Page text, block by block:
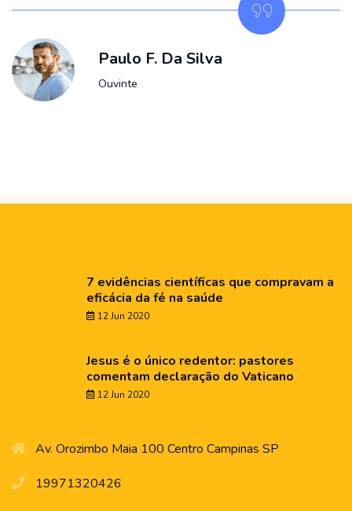
Paulo F. Da Silva
Ouvinte
7 evidências científicas que compravam a
eficácia da fé na saúde
12 Jun 2020
Jesus é o único redentor: pastores
comentam declaração do Vaticano
12 Jun 2020
Av. Orozimbo Maia 100 Centro Campinas SP
19971320426